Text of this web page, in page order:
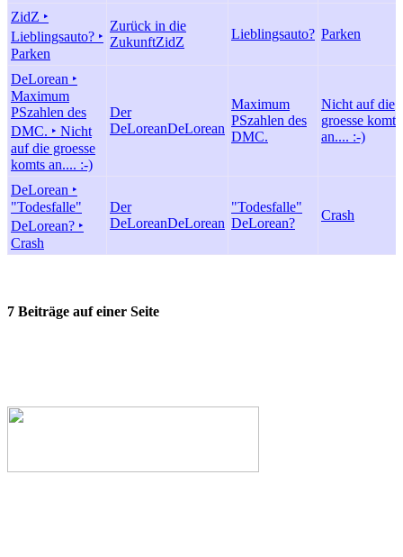
ZidZ ‣
Lieblingsauto? ‣
Parken
Zurück in die
ZukunftZidZ
Lieblingsauto? Parken
DeLorean ‣
Maximum
PSzahlen des
DMC. ‣ Nicht
auf die groesse
komts an.... :-)
Der
DeLoreanDeLorean
Maximum
PSzahlen des
DMC.
Nicht auf die
groesse komts
an.... :-)
DeLorean ‣
"Todesfalle"
DeLorean? ‣
Crash
Der
DeLoreanDeLorean
"Todesfalle"
DeLorean?
Crash
7 Beiträge auf einer Seite